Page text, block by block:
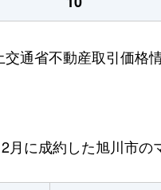
通省不動産取引価格
月に成約した旭川市の